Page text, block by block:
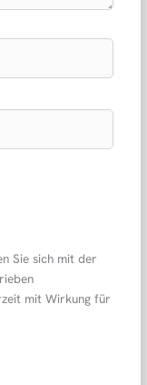
Sie sich mit der
mit Wirkung für